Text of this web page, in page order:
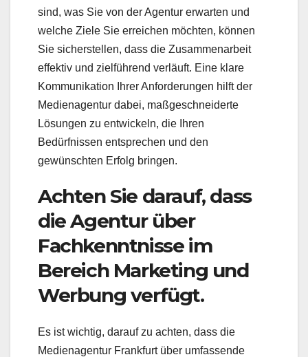
sind, was Sie von der Agentur erwarten und
welche Ziele Sie erreichen möchten, können
Sie sicherstellen, dass die Zusammenarbeit
effektiv und zielführend verläuft. Eine klare
Kommunikation Ihrer Anforderungen hilft der
Medienagentur dabei, maßgeschneiderte
Lösungen zu entwickeln, die Ihren
Bedürfnissen entsprechen und den
gewünschten Erfolg bringen.
Achten Sie darauf, dass
die Agentur über
Fachkenntnisse im
Bereich Marketing und
Werbung verfügt.
Es ist wichtig, darauf zu achten, dass die
Medienagentur Frankfurt über umfassende